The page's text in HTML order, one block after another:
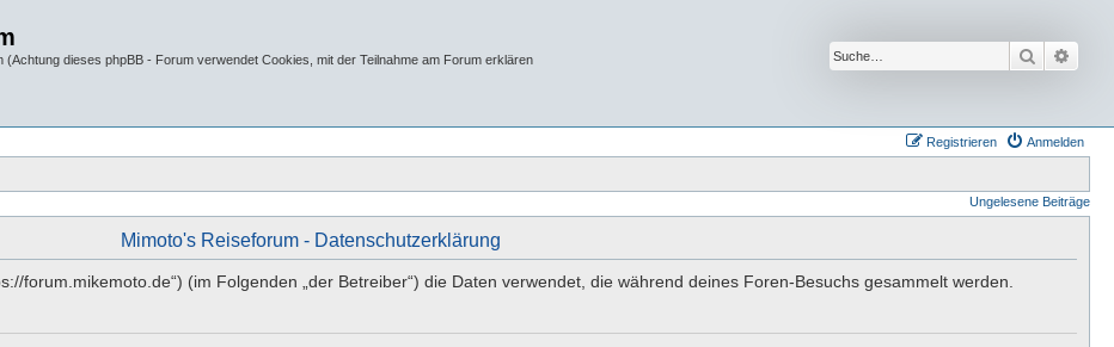
(Achtung dieses phpBB - Forum verwendet Cookies, mit der Teilnahme am Forum erklären
Suche
Anmelden
Registrieren
Ungelesene Beiträge
Mimoto's Reiseforum - Datenschutzerklärung
forum.mikemoto.de“) (im Folgenden „der Betreiber“) die Daten verwendet, die während deines Foren-Besuchs gesammelt werden.